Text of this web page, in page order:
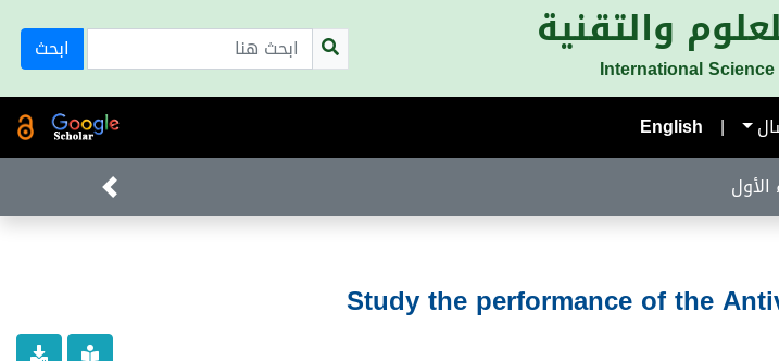
والتقنية
International
ابحث
|
English
Study the performance of the